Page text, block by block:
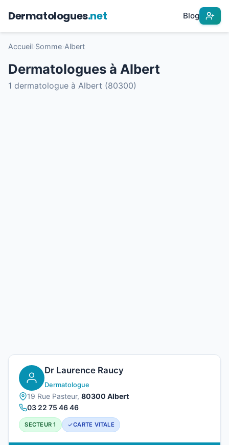
Dermatologues.net Blog
Accueil Somme Albert
Dermatologues à Albert
1 dermatologue à Albert (80300)
Dr Laurence Raucy
Dermatologue
19 Rue Pasteur, 80300 Albert
03 22 75 46 46
SECTEUR 1 CARTE VITALE